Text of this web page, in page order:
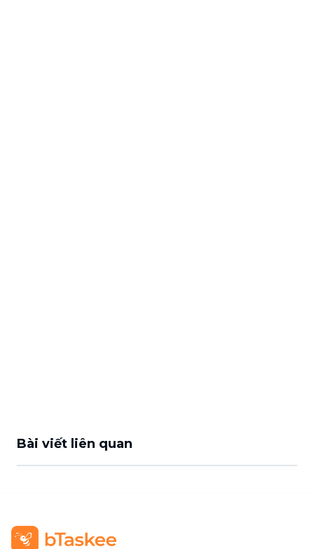
Bài viết liên quan